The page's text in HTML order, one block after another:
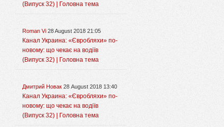
(Випуск 32) | Головна тема
Roman Vi 28 August 2018 21:05
Канал Украина: «Євробляхи» по-
новому: що чекає на водіїв
(Випуск 32) | Головна тема
Дмитрий Новак 28 August 2018 13:40
Канал Украина: «Євробляхи» по-
новому: що чекає на водіїв
(Випуск 32) | Головна тема